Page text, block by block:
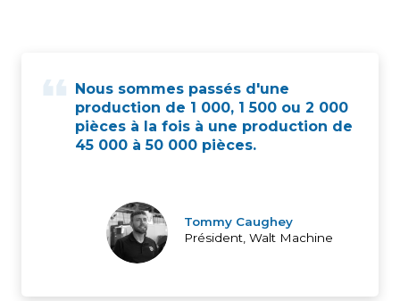
Nous sommes passés d'une
production de 1 000, 1 500 ou 2 000
pièces à la fois à une production de
45 000 à 50 000 pièces.
Tommy Caughey
Président, Walt Machine